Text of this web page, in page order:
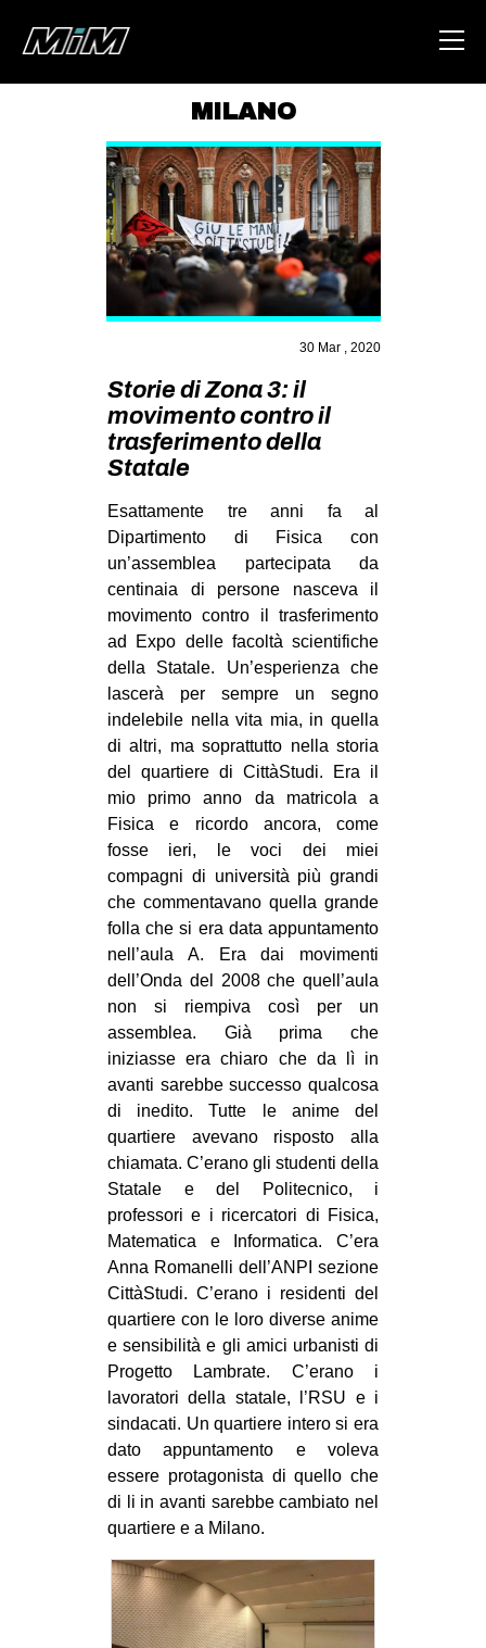
ABOUT
AREA
DEGENERAZIONE
GAZA FREESTYLE
CSOA LAMBRETTA
MSM
STUDENTI TSUNAMI
ZAM
MOBILITAZIONI
SPAZI
SPORT POPOLARE
AMBIENTE
ANTIFASCISMO
DIRITTO ALL’ABITARE
GENERI
MIGRAZIONI
PRECARIATO
REPRESSIONE
STUDENTI
ARTE
CINEMA
MANIFESTI
MUSICA
RECENSIONI
INTERNAZIONALE
AFRICA
AMERICHE
ESTREMO ORIENTE
EUROPA
MEDIO ORIENTE
MONDO
EVENTI
in
Fb
tw
MILANO
30 Mar , 2020
Storie di Zona 3: il
movimento contro il
trasferimento della
Statale
Esattamente tre anni fa al
Dipartimento di Fisica con
un’assemblea partecipata da
centinaia di persone nasceva il
movimento contro il trasferimento
ad Expo delle facoltà scientifiche
della Statale. Un’esperienza che
lascerà per sempre un segno
indelebile nella vita mia, in quella
di altri, ma soprattutto nella storia
del quartiere di CittàStudi. Era il
mio primo anno da matricola a
Fisica e ricordo ancora, come
fosse ieri, le voci dei miei
compagni di università più grandi
che commentavano quella grande
folla che si era data appuntamento
nell’aula A. Era dai movimenti
dell’Onda del 2008 che quell’aula
non si riempiva così per un
assemblea. Già prima che
iniziasse era chiaro che da lì in
avanti sarebbe successo qualcosa
di inedito. Tutte le anime del
quartiere avevano risposto alla
chiamata. C’erano gli studenti della
Statale e del Politecnico, i
professori e i ricercatori di Fisica,
Matematica e Informatica. C’era
Anna Romanelli dell’ANPI sezione
CittàStudi. C’erano i residenti del
quartiere con le loro diverse anime
e sensibilità e gli amici urbanisti di
Progetto Lambrate. C’erano i
lavoratori della statale, l’RSU e i
sindacati. Un quartiere intero si era
dato appuntamento e voleva
essere protagonista di quello che
di li in avanti sarebbe cambiato nel
quartiere e a Milano.